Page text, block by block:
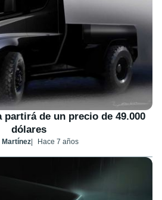
partirá de un precio de 49.000
dólares
Hace 7 años